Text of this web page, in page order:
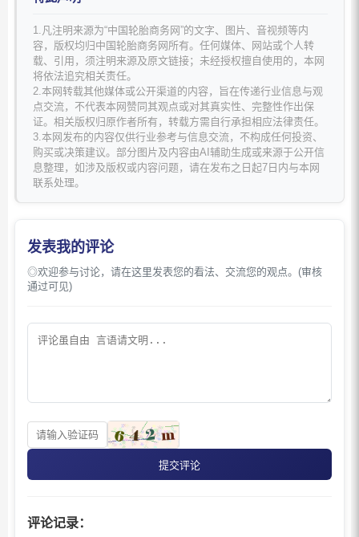
1.凡注明来源为“中国轮胎商务网”的文字、图片、音视频等内
容，版权均归中国轮胎商务网所有。任何媒体、网站或个人转
载、引用，须注明来源及原文链接；未经授权擅自使用的，本网
将依法追究相关责任。
2.本网转载其他媒体或公开渠道的内容，旨在传递行业信息与观
点交流，不代表本网赞同其观点或对其真实性、完整性作出保
证。相关版权归原作者所有，转载方需自行承担相应法律责任。
3.本网发布的内容仅供行业参考与信息交流，不构成任何投资、
购买或决策建议。部分图片及内容由AI辅助生成或来源于公开信
息整理，如涉及版权或内容问题，请在发布之日起7日内与本网
联系处理。
发表我的评论
◎欢迎参与讨论，请在这里发表您的看法、交流您的观点。(审核
通过可见)
提交评论
评论记录：